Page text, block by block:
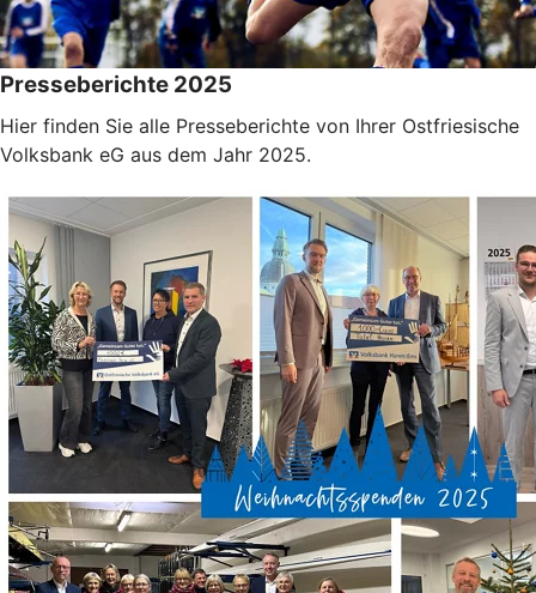
Presseberichte 2025
Hier finden Sie alle Presseberichte von Ihrer Ostfriesische
Volksbank eG aus dem Jahr 2025.